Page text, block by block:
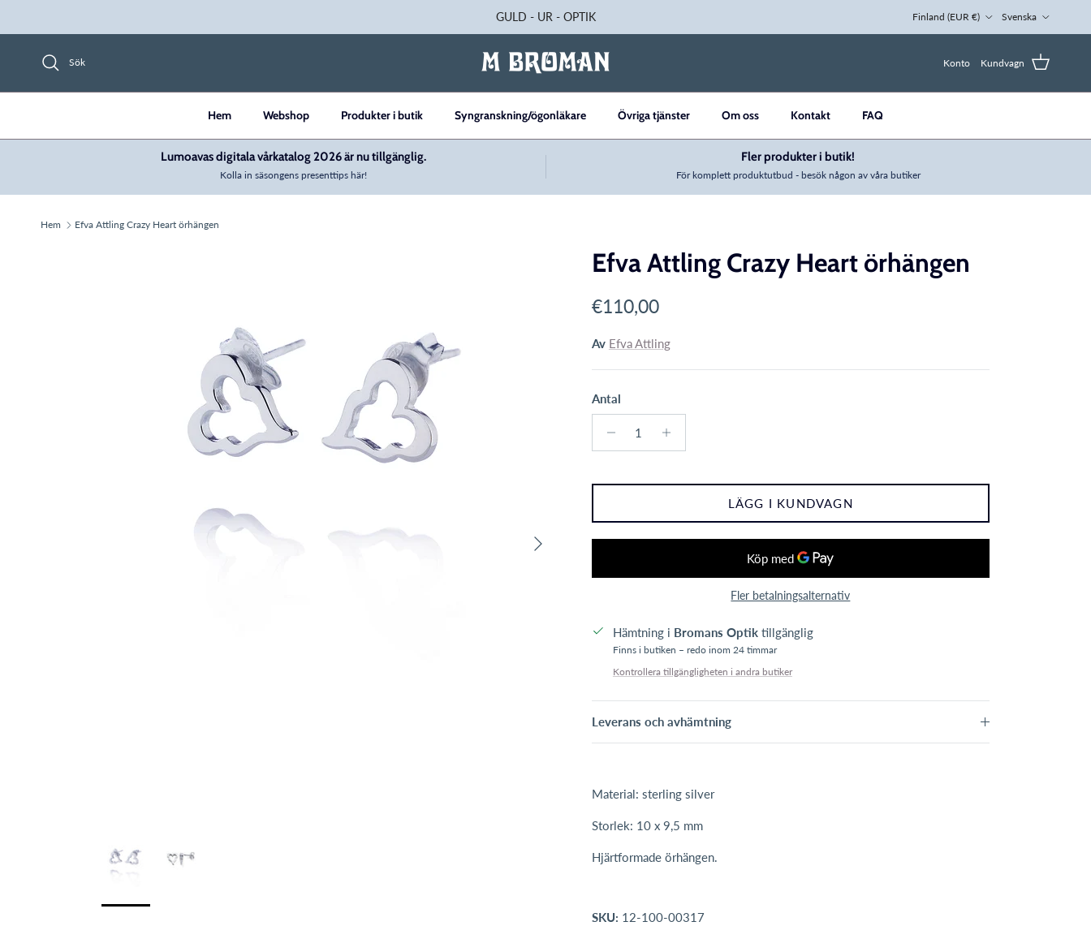
GULD - UR - OPTIK Finland (EUR €) Svenska
Sök Konto Kundvagn
Hem Webshop Produkter i butik Syngranskning/ögonläkare Övriga tjänster Om oss Kontakt FAQ
Lumoavas digitala vårkatalog 2026 är nu tillgänglig.
Kolla in säsongens presenttips här!
Fler produkter i butik!
För komplett produktutbud - besök någon av våra butiker
Hem Efva Attling Crazy Heart örhängen
Nästa
Efva Attling Crazy Heart örhängen
Translation missing: sv.products.product.price.regular_price
€110,00
Av Efva Attling
Antal
LÄGG I KUNDVAGN
Fler betalningsalternativ
Hämtning i Bromans Optiktillgänglig
Finns i butiken – redo inom 24 timmar
Kontrollera tillgängligheten i andra butiker
Leverans och avhämtning
Material: sterling silver
Storlek: 10 x 9,5 mm
Hjärtformade örhängen.
SKU: 12-100-00317